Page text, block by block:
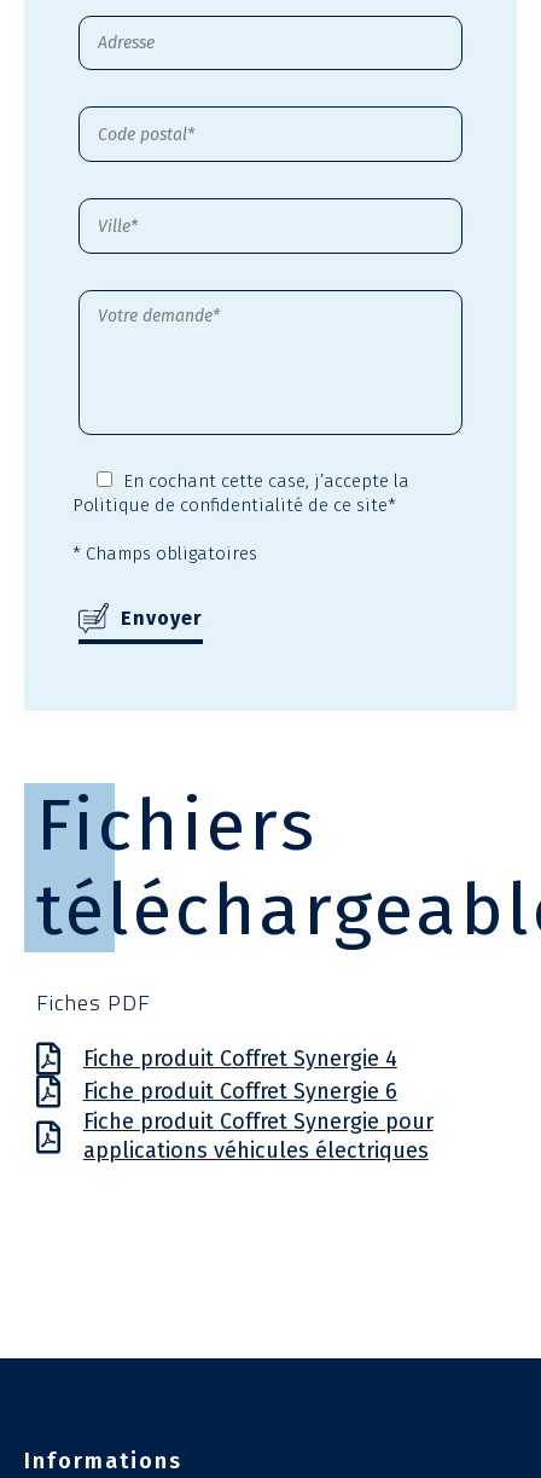
En cochant cette case, j’accepte la
Politique de confidentialité de ce site*
* Champs obligatoires
Fichiers
Fiches PDF
Fiche produit Coffret Synergie 4
Fiche produit Coffret Synergie 6
Fiche produit Coffret Synergie pour
applications véhicules électriques
Informations